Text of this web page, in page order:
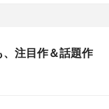
注目作＆話題作